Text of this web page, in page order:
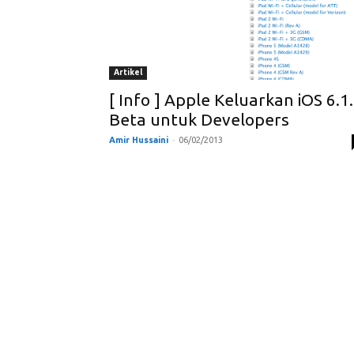
Artikel
[ Info ] Apple Keluarkan iOS
Beta untuk Developers
Amir Hussaini - 06/02/2013